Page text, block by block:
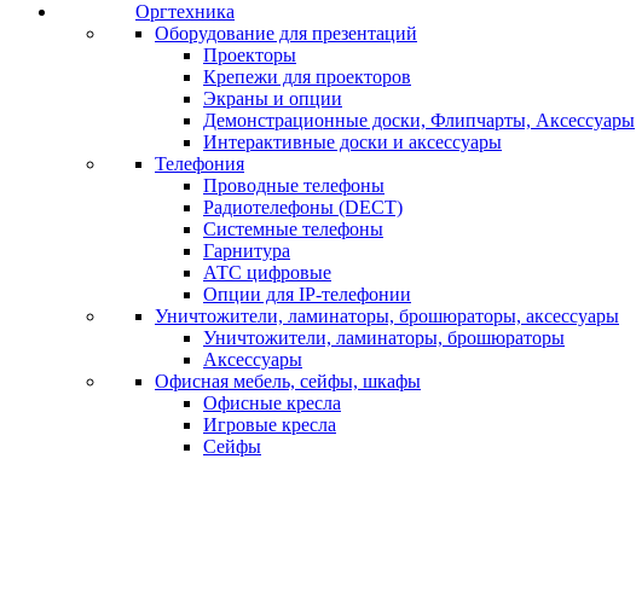
Оргтехника
Оборудование для презентаций
Проекторы
Крепежи для проекторов
Экраны и опции
Демонстрационные доски, Флипчарты, Аксессуары
Интерактивные доски и аксессуары
Телефония
Проводные телефоны
Радиотелефоны (DECT)
Системные телефоны
Гарнитура
АТС цифровые
Опции для IP-телефонии
Уничтожители, ламинаторы, брошюраторы, аксессуары
Уничтожители, ламинаторы, брошюраторы
Аксессуары
Офисная мебель, сейфы, шкафы
Офисные кресла
Игровые кресла
Сейфы